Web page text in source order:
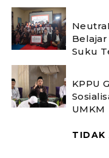
Suku
KPPU
UMKM
TIDAK